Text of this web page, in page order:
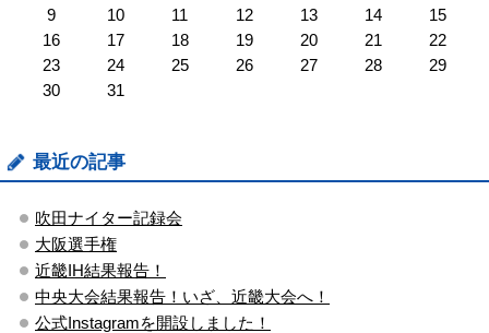
9
10 11 12 13 14
15
16
17 18 19 20 21
22
23
24 25 26 27 28
29
30
31
最近の記事
吹田ナイター記録会
大阪選手権
近畿IH結果報告！
中央大会結果報告！いざ、近畿大会へ！
公式Instagramを開設しました！